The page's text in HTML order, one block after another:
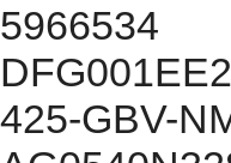
5966534
425-GBV-